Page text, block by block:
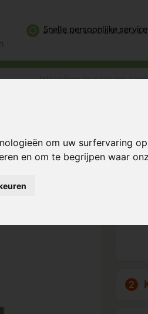
om uw surfervaring
en om te begrijpen waar
Snelle persoonlijke service
2